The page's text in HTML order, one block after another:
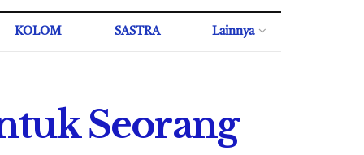
KOLOM SASTRA Lainnya
Seorang